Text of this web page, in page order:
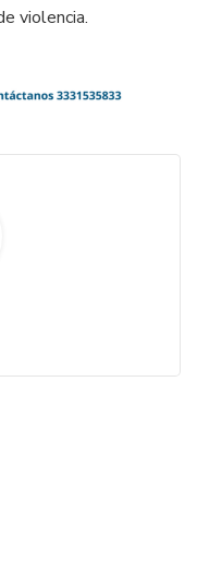
violencia.